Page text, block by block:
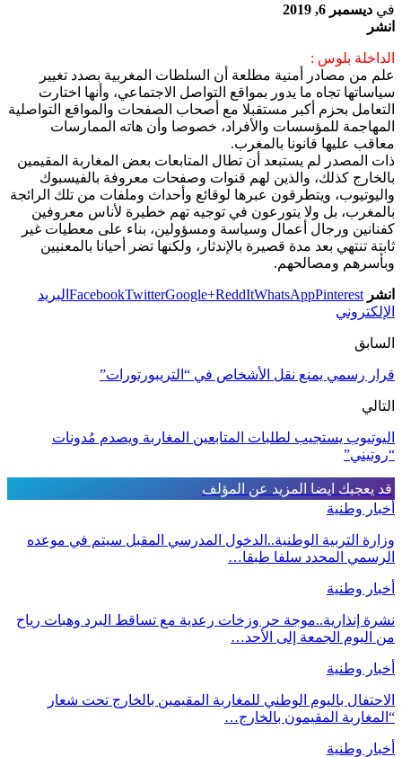
في ديسمبر 6, 2019
انشر
الداخلة بلوس :
علم من مصادر أمنية مطلعة أن السلطات المغربية بصدد تغيير
سياساتها تجاه ما يدور بمواقع التواصل الاجتماعي، وأنها اختارت
التعامل بحزم أكبر مستقبلا مع أصحاب الصفحات والمواقع التواصلية
المهاجمة للمؤسسات والأفراد، خصوصا وأن هاته الممارسات
معاقب عليها قانونا بالمغرب.
ذات المصدر لم يستبعد أن تطال المتابعات بعض المغاربة المقيمين
بالخارج كذلك، والذين لهم قنوات وصفحات معروفة بالفيسبوك
واليوتيوب، ويتطرقون عبرها لوقائع وأحداث وملفات من تلك الرائجة
بالمغرب، بل ولا يتورعون في توجيه تهم خطيرة لأناس معروفين
كفنانين ورجال أعمال وسياسة ومسؤولين، بناء على معطيات غير
ثابتة تنتهي بعد مدة قصيرة بالإندثار، ولكنها تضر أحيانا بالمعنيين
وبأسرهم ومصالحهم.
انشر FacebookTwitterGoogle+ReddItWhatsAppPinterest
البريد
الإلكتروني
السابق
قرار رسمي يمنع نقل الأشخاص في “التريبورتورات”
التالي
اليوتيوب يستجيب لطلبات المتابعين المغاربة ويصدم مُدونات
“روتيني”
قد يعجبك ايضا المزيد عن المؤلف
أخبار وطنية
وزارة التربية الوطنية..الدخول المدرسي المقبل سیتم في موعده
الرسمي المحدد سلفا طبقا…
أخبار وطنية
نشرة إنذارية..موجة حر وزخات رعدية مع تساقط البرد وهبات رياح
من اليوم الجمعة إلى الأحد…
أخبار وطنية
الاحتفال باليوم الوطني للمغاربة المقيمين بالخارج تحت شعار
“المغاربة المقيمون بالخارج…
أخبار وطنية